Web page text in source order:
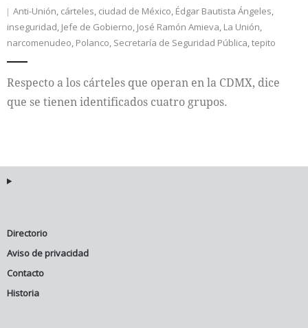
Colaboradores
Internacional
Cultura
Anti-Unión, cárteles, ciudad de México, Édgar Bautista Ángeles,
inseguridad, Jefe de Gobierno, José Ramón Amieva, La Unión,
narcomenudeo, Polanco, Secretaría de Seguridad Pública,tepito
Respecto a los cárteles que operan en la CDMX, dice
que se tienen identificados cuatro grupos.
Directorio
Aviso de privacidad
Contacto
Historia